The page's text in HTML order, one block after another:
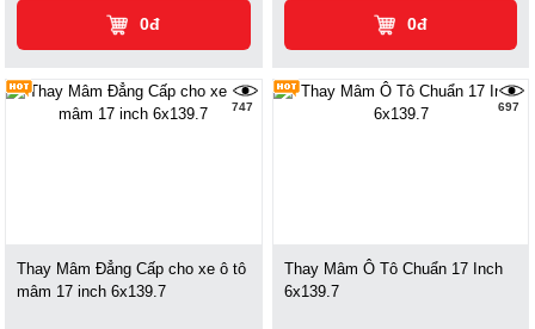
0đ 0đ
747
Thay Mâm Đẳng Cấp cho xe ô tô
mâm 17 inch 6x139.7
697
Thay Mâm Ô Tô Chuẩn 17 Inch
6x139.7